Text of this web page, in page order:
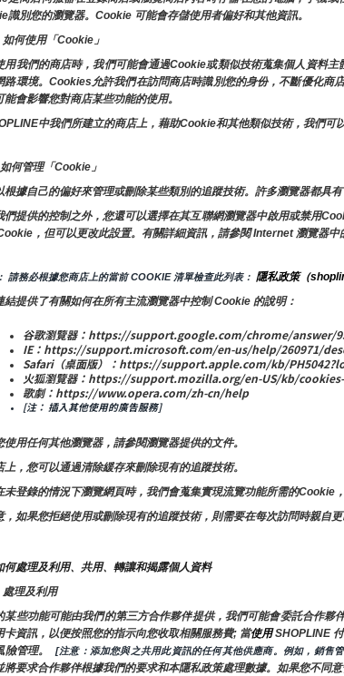
識別您的瀏覽器。Cookie 可能會存儲使用者偏好和其他資訊。
如何使用「Cookie」
用我們的商店時，我們可能會通過Cookie或類似技術蒐集個人資料
路環境。Cookies允許我們在訪問商店時識別您的身份，不斷優化商
能會影響您對商店某些功能的使用。
中我們所建立的商店上，藉助Cookie和其他類似技術，我們可
如何管理「Cookie」
根據自己的偏好來管理或刪除某些類別的追蹤技術。許多瀏覽器都具
們提供的控制之外，您還可以選擇在其互聯網瀏覽器中啟用或禁用
，但可以更改此設置。有關詳細資訊，請參閱 Internet 瀏覽器中
請務必根據您商店上的當前 COOKIE 清單檢查此列表： 隱私政策（
結提供了有關如何在所有主流瀏覽器中控制 Cookie 的說明：
谷歌瀏覽器：https://support.google.com/chrome/answer/
IE：https://support.microsoft.com/en-us/help/260971/
Safari（桌面版）：https://support.apple.com/kb/
火狐瀏覽器：https://support.mozilla.org/en-US/kb/
歌劇：https://www.opera.com/zh-cn/help
[注： 插入其他使用的廣告服務]
使用任何其他瀏覽器，請參閱瀏覽器提供的文件。
上，您可以通過清除緩存來刪除現有的追蹤技術。
未登錄的情況下瀏覽網頁時，我們會蒐集實現流覽功能所需的Cookie
，如果您拒絕使用或刪除現有的追蹤技術，則需要在每次訪問時親自
何處理及利用、共用、轉讓和揭露個人資料
處理及利用
某些功能可能由我們的第三方合作夥伴提供，我們可能會委託合作夥
卡資訊，以便按照您的指示向您收取相關服務費; 當使用 SHOPLINE
險管理。
[注意：添加您與之共用此資訊的任何其他供應商。例如，銷售
將要求合作夥伴根據我們的要求和本隱私政策處理數據。如果您不同